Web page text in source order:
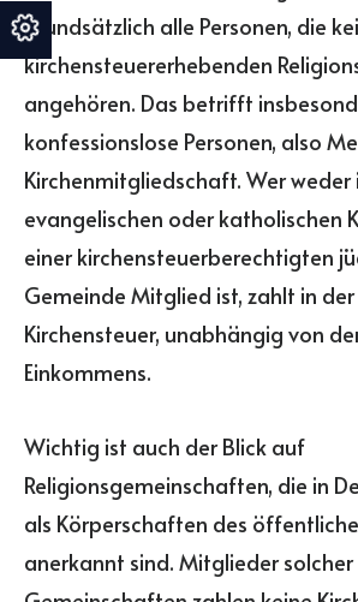
grundsätzlich alle Personen, die
kirchensteuererhebenden
angehören. Das betrifft
konfessionslose Personen, also
Kirchenmitgliedschaft. Wer weder
evangelischen oder katholischen
einer kirchensteuerberechtigten
Gemeinde Mitglied ist, zahlt in der
Kirchensteuer, unabhängig von
Einkommens.
Wichtig ist auch der Blick auf
Religionsgemeinschaften, die in
als Körperschaften des
anerkannt sind. Mitglieder solcher